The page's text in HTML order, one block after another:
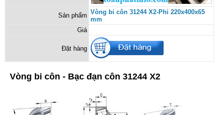
Sản phẩm Vòng bi côn 31244 X2-Phi 220x400x65
mm
Giá
Đặt hàng
Vòng bi côn - Bạc đạn côn 31244 X2